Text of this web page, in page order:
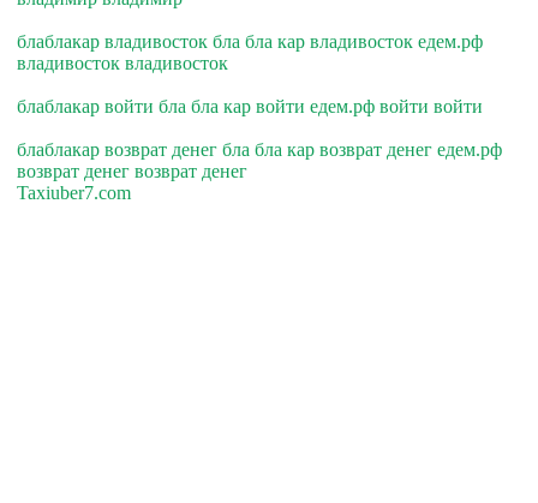
блаблакар владивосток бла бла кар владивосток едем.рф
владивосток владивосток
блаблакар войти бла бла кар войти едем.рф войти войти
блаблакар возврат денег бла бла кар возврат денег едем.рф
возврат денег возврат денег
Taxiuber7.com